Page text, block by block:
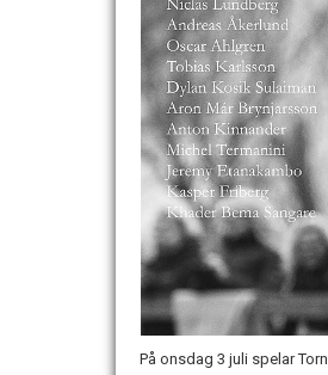
På onsdag 3 juli spelar